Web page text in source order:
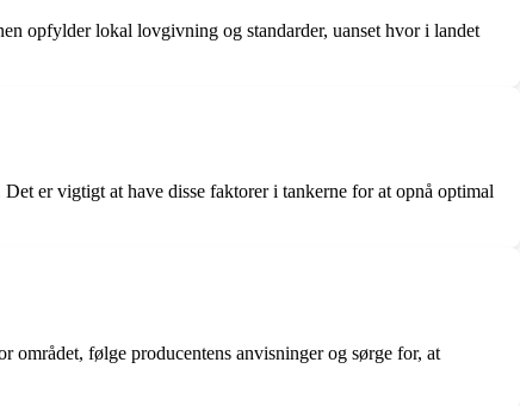
opfylder lokal lovgivning og standarder, uanset hvor i landet
er vigtigt at have disse faktorer i tankerne for at opnå optimal
følge producentens anvisninger og sørge for, at